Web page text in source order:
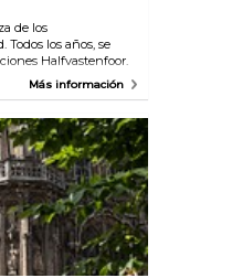
de los
los años, se
Halfvastenfoor.
el coche en el
inoxidable señalan
Más información